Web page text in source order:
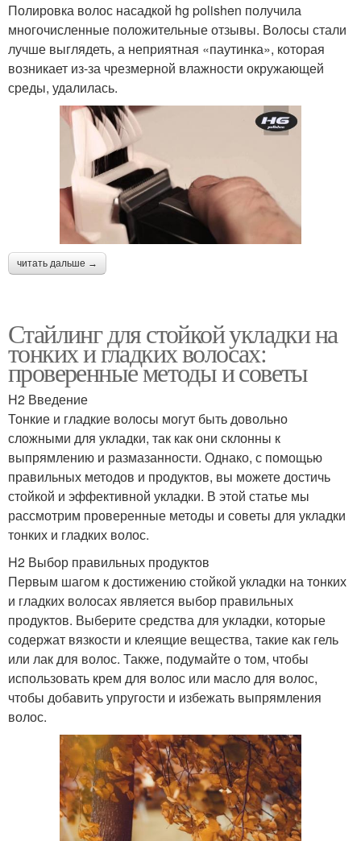
Полировка волос насадкой hg polishen получила
многочисленные положительные отзывы. Волосы стали
лучше выглядеть, а неприятная «паутинка», которая
возникает из-за чрезмерной влажности окружающей
среды, удалилась.
читать дальше →
Стайлинг для стойкой укладки на
тонких и гладких волосах:
проверенные методы и советы
H2 Введение
Тонкие и гладкие волосы могут быть довольно
сложными для укладки, так как они склонны к
выпрямлению и размазанности. Однако, с помощью
правильных методов и продуктов, вы можете достичь
стойкой и эффективной укладки. В этой статье мы
рассмотрим проверенные методы и советы для укладки
тонких и гладких волос.
H2 Выбор правильных продуктов
Первым шагом к достижению стойкой укладки на тонких
и гладких волосах является выбор правильных
продуктов. Выберите средства для укладки, которые
содержат вязкости и клеящие вещества, такие как гель
или лак для волос. Также, подумайте о том, чтобы
использовать крем для волос или масло для волос,
чтобы добавить упругости и избежать выпрямления
волос.